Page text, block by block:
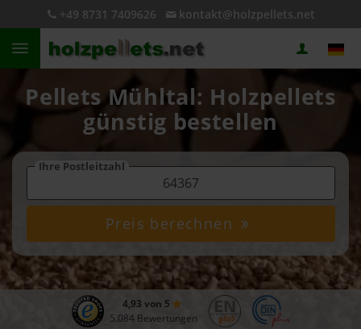
+49 8731 7409626 kontakt@holzpellets.net
Pellets Mühltal: Holzpellets
günstig bestellen
Ihre Postleitzahl
Preis berechnen
4,93 von 5
5.084 Bewertungen